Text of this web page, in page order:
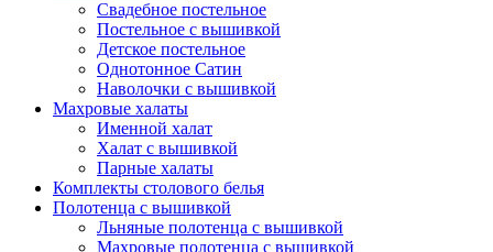
Свадебное постельное
Постельное с вышивкой
Детское постельное
Однотонное Сатин
Наволочки с вышивкой
Махровые халаты
Именной халат
Халат с вышивкой
Парные халаты
Комплекты столового белья
Полотенца с вышивкой
Льняные полотенца с вышивкой
Махровые полотенца с вышивкой